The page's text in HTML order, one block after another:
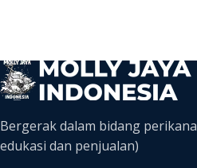
Bergerak dalam bidang
edukasi dan penjualan)